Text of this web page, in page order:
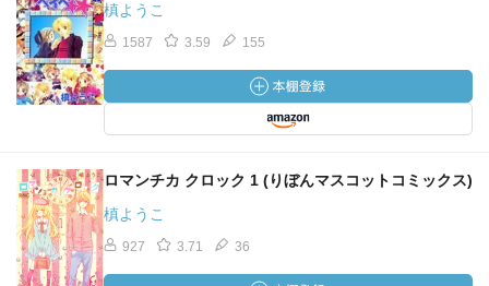
槙ようこ
1587 3.59 155
ロマンチカ クロック 1 (りぼんマスコットコミックス)
槙ようこ
927 3.71 36